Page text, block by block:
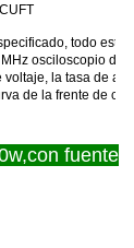
todo
osciloscopio
la tasa de
de la frente de
fuente